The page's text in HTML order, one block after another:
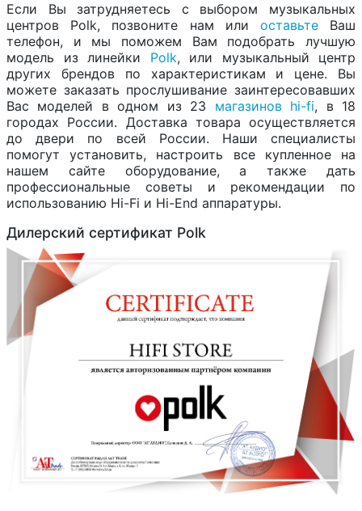
Если Вы затрудняетесь с выбором музыкальных
центров Polk, позвоните нам или оставьтеВаш
телефон, и мы поможем Вам подобрать лучшую
модель из линейки Polk, или музыкальный центр
других брендов по характеристикам и цене. Вы
можете заказать прослушивание заинтересовавших
Вас моделей в одном из 23 магазинов hi-fi, в 18
городах России. Доставка товара осуществляется
до двери по всей России. Наши специалисты
помогут установить, настроить все купленное на
нашем сайте оборудование, а также дать
профессиональные советы и рекомендации по
использованию Hi-Fi и Hi-End аппаратуры.
Дилерский сертификат Polk